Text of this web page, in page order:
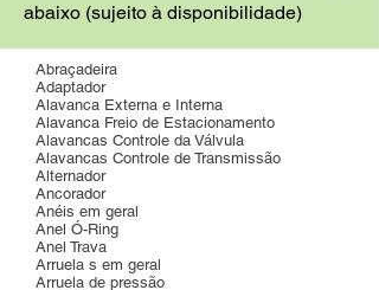
abaixo (sujeito à disponibilidade)
Abraçadeira
Adaptador
Alavanca Externa e Interna
Alavanca Freio de Estacionamento
Alavancas Controle da Válvula
Alavancas Controle de Transmissão
Alternador
Ancorador
Anéis em geral
Anel Ó-Ring
Anel Trava
Arruela s em geral
Arruela de pressão